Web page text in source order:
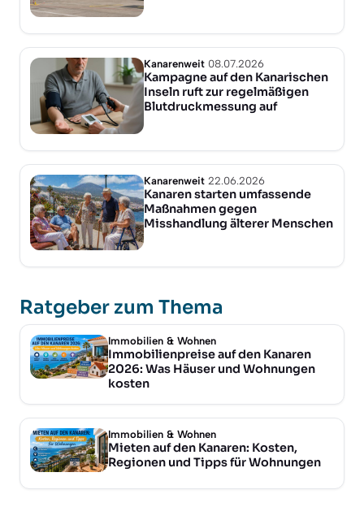
Kanarenweit 08.07.2026
Kampagne auf den Kanarischen
Inseln ruft zur regelmäßigen
Blutdruckmessung auf
Kanarenweit 22.06.2026
Kanaren starten umfassende
Maßnahmen gegen
Misshandlung älterer Menschen
Ratgeber zum Thema
Immobilien & Wohnen
Immobilienpreise auf den Kanaren
2026: Was Häuser und Wohnungen
kosten
Immobilien & Wohnen
Mieten auf den Kanaren: Kosten,
Regionen und Tipps für Wohnungen